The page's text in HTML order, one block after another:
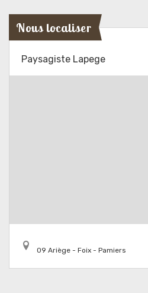
Nous localiser
Paysagiste Lapege
09 Ariège - Foix - Pamiers